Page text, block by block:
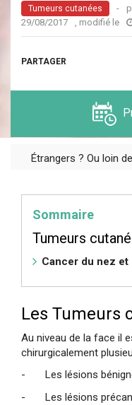
Tumeurs cutanées -
29/08/2017
, modifié le
PARTAGER
Étrangers ? Ou loin
Sommaire
Tumeurs
Cancer du nez et
Les Tumeurs
Au niveau de la face il
chirurgicalement
- Les lésions
- Les lésions